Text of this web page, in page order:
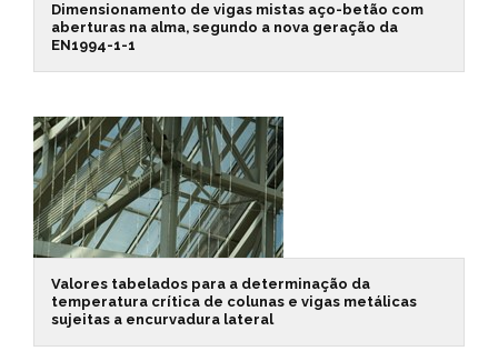
Dimensionamento de vigas mistas aço-betão com
aberturas na alma, segundo a nova geração da
EN1994-1-1
Valores tabelados para a determinação da
temperatura crítica de colunas e vigas metálicas
sujeitas a encurvadura lateral